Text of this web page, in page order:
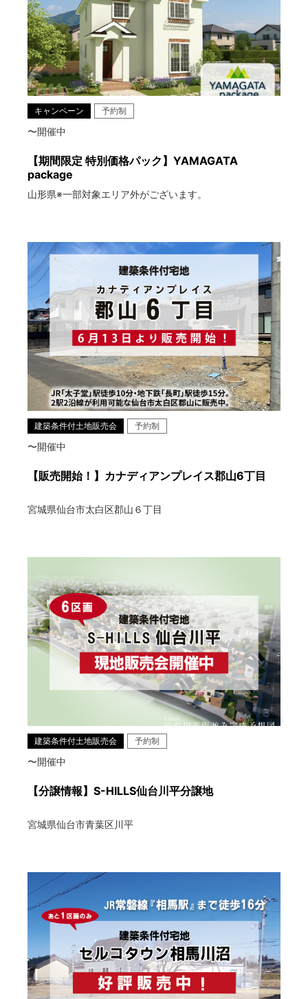
キャンペーン 予約制
〜開催中
【期間限定 特別価格パック】YAMAGATA
package
山形県※一部対象エリア外がございます。
建築条件付土地販売会 予約制
〜開催中
【販売開始！】カナディアンプレイス郡山6丁目
宮城県仙台市太白区郡山６丁目
建築条件付土地販売会 予約制
〜開催中
【分譲情報】S-HILLS仙台川平分譲地
宮城県仙台市青葉区川平